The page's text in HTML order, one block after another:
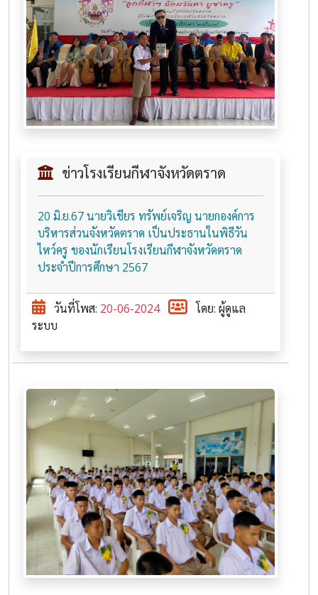
ข่าวโรงเรียนกีฬาจังหวัดตราด
20 มิ.ย.67 นายวิเชียร ทรัพย์เจริญ นายกองค์การ
บริหารส่วนจังหวัดตราด เป็นประธานในพิธีวัน
ไหว์ครู ของนักเรียนโรงเรียนกีฬาจังหวัดตราด
ประจำปีการศึกษา 2567
วันที่โพส: 20-06-2024
โดย: ผู้ดูแล
ระบบ